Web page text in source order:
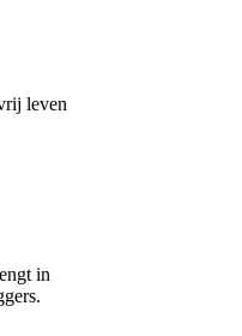
leven
in